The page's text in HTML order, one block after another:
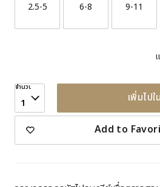
2.5-5 6-8 9-11
จำนวน
1 เพิ่มไปใ
Add to